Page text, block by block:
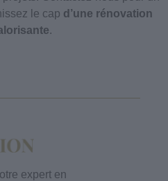
le cap d’une rénovation
.
expert en